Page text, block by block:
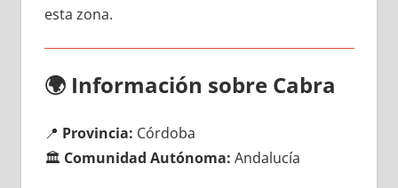
esta zona.
🌍 Información sobre Cabra
📍 Provincia: Córdoba
🏛️ Comunidad Autónoma: Andalucía